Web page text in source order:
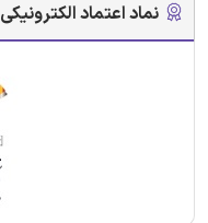
نماد اعتماد الکترونیکی